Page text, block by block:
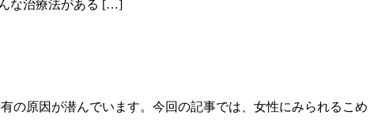
な治療法がある […]
の原因が潜んでいます。今回の記事では、女性にみられるこめ